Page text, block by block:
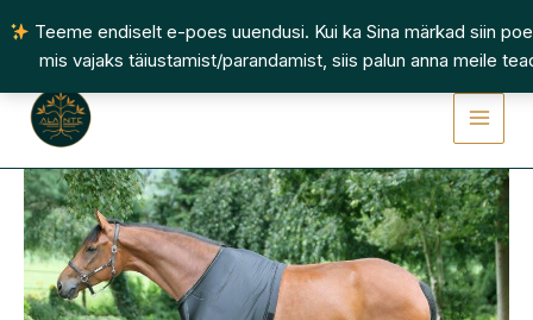
Teeme endiselt e-poes uuendusi. Kui ka Sina märkad siin
mis vajaks täiustamist/parandamist, siis palun anna meile
to
content
Hobuse
õlakaitse
pehmendustega
kogus